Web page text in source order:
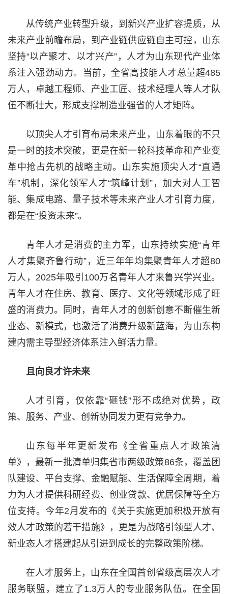
从传统产业转型升级，到新兴产业扩容提质，从
未来产业前瞻布局，到产业链供应链自主可控，山东
坚持“以产聚才、以才兴产”，人才为山东现代产业体
系注入强劲动力。当前，全省高技能人才总量超485
万人，卓越工程师、产业工匠、技术经理人等人才队
伍不断壮大，形成支撑制造业强省的人才矩阵。
以顶尖人才引育布局未来产业，山东着眼的不只
是一时的技术突破，更是在新一轮科技革命和产业变
革中抢占先机的战略主动。山东实施顶尖人才“直通
车”机制，深化领军人才“筑峰计划”，加大对人工智
能、集成电路、量子技术等未来产业人才引育力度，
都是在“投资未来”。
青年人才是消费的主力军，山东持续实施“青年
人才集聚齐鲁行动”，近三年年均集聚青年人才超80
万人，2025年吸引100万名青年人才来鲁兴学兴业。
青年人才在住房、教育、医疗、文化等领域形成了旺
盛的消费力。同时，青年人才的创新创意不断催生新
业态、新模式，也激活了消费升级新蓝海，为山东构
建内需主导型经济体系注入鲜活力量。
且向良才许未来
人才引育，仅依靠“砸钱”形不成绝对优势，政
策、服务、产业、创新协同发力更有竞争力。
山东每半年更新发布《全省重点人才政策清
单》，最新一批清单归集省市两级政策86条，覆盖团
队建设、平台支撑、金融赋能、生活保障全周期，着
力为人才提供科研经费、创业贷款、优居保障等全方
位支持。今年2月发布的《关于实施更加积极开放有
效人才政策的若干措施》，更是为战略引领型人才、
新业态人才搭建起从引进到成长的完整政策阶梯。
在人才服务上，山东在全国首创省级高层次人才
服务联盟，建立了1.3万人的专业服务队伍。在全国